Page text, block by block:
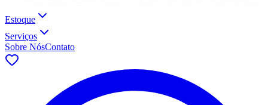
Estoque
Serviços
Sobre NósContato